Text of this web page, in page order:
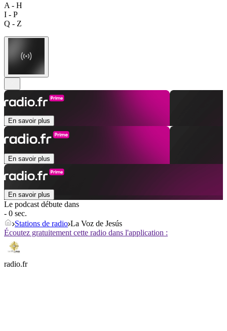
A - H
I - P
Q - Z
En savoir plus
En savoir plus
En savoir plus
Le podcast débute dans
- 0 sec.
Stations de radio La Voz de Jesús
Écoutez gratuitement cette radio dans l'application :
radio.fr